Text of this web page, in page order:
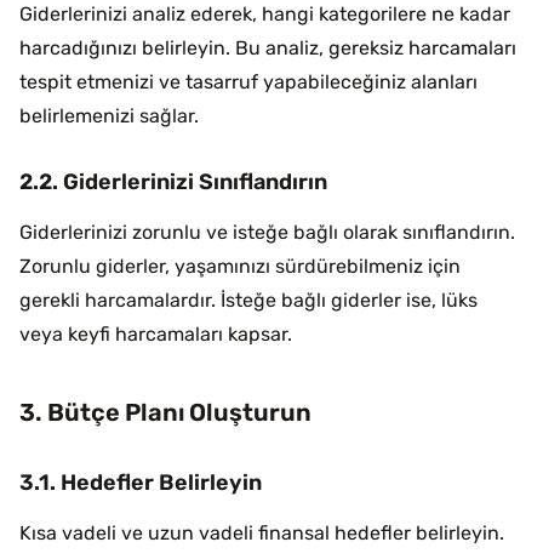
Giderlerinizi analiz ederek, hangi kategorilere ne kadar
harcadığınızı belirleyin. Bu analiz, gereksiz harcamaları
tespit etmenizi ve tasarruf yapabileceğiniz alanları
belirlemenizi sağlar.
2.2. Giderlerinizi Sınıflandırın
Giderlerinizi zorunlu ve isteğe bağlı olarak sınıflandırın.
Zorunlu giderler, yaşamınızı sürdürebilmeniz için
gerekli harcamalardır. İsteğe bağlı giderler ise, lüks
veya keyfi harcamaları kapsar.
3. Bütçe Planı Oluşturun
3.1. Hedefler Belirleyin
Kısa vadeli ve uzun vadeli finansal hedefler belirleyin.